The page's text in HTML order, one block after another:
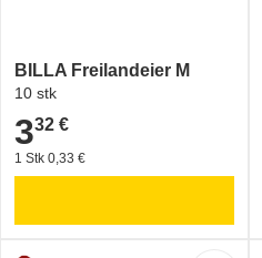
BILLA Freilandeier M
10 stk
3,32 €
332 €
1 Stk 0,33 €